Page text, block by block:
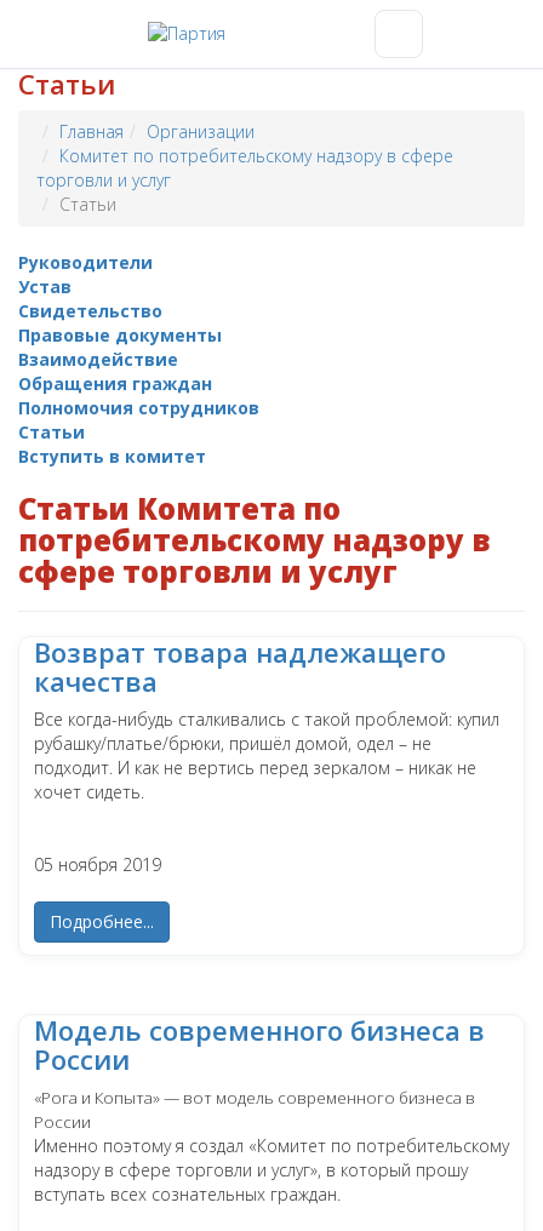
Статьи
Главная
Организации
Комитет по потребительскому надзору в сфере
торговли и услуг
Статьи
Руководители
Устав
Свидетельство
Правовые документы
Взаимодействие
Обращения граждан
Полномочия сотрудников
Статьи
Вступить в комитет
Статьи Комитета по
потребительскому надзору в
сфере торговли и услуг
Возврат товара надлежащего
качества
Все когда-нибудь сталкивались с такой проблемой: купил
рубашку/платье/брюки, пришёл домой, одел – не
подходит. И как не вертись перед зеркалом – никак не
хочет сидеть.
05 ноября 2019
Подробнее...
Модель современного бизнеса в
России
«Рога и Копыта» — вот модель современного бизнеса в
России
Именно поэтому я создал «Комитет по потребительскому
надзору в сфере торговли и услуг», в который прошу
вступать всех сознательных граждан.